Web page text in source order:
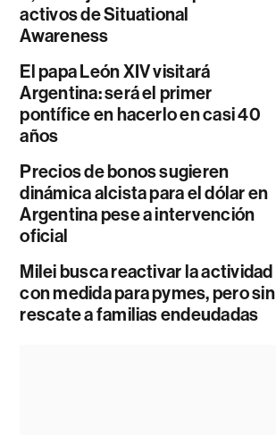
activos de Situational
Awareness
El papa León XIV visitará
Argentina: será el primer
pontífice en hacerlo en casi 40
años
Precios de bonos sugieren
dinámica alcista para el dólar en
Argentina pese a intervención
oficial
Milei busca reactivar la actividad
con medida para pymes, pero sin
rescate a familias endeudadas